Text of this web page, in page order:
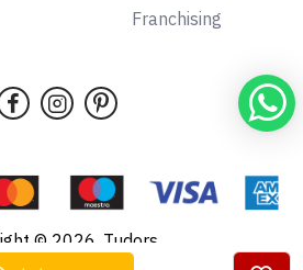
Franchising
© 2026, Tudors,